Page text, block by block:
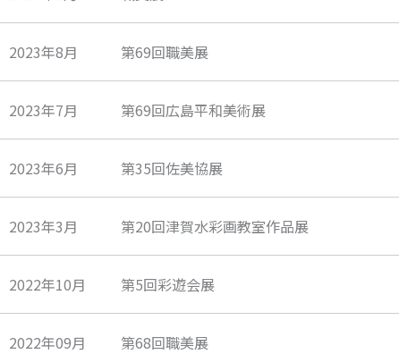
2023年8月 第69回職美展
2023年7月 第69回広島平和美術展
2023年6月 第35回佐美協展
2023年3月 第20回津賀水彩画教室作品展
2022年10月 第5回彩遊会展
2022年09月 第68回職美展